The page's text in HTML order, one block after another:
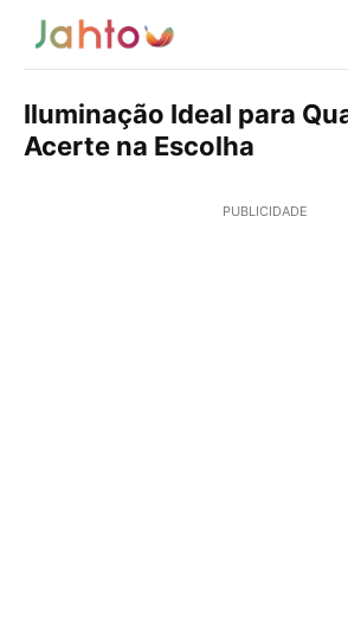
Iluminação Ideal para
Acerte na Escolha
PUBLICIDADE